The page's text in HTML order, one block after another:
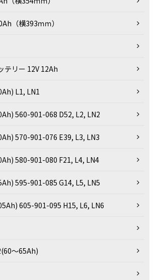
（横393ｍｍ）
テリー 12V 12Ah
L1, LN1
560-901-068 D52, L2, LN2
570-901-076 E39, L3, LN3
580-901-080 F21, L4, LN4
595-901-085 G14, L5, LN5
605-901-095 H15, L6, LN6
～65Ah)